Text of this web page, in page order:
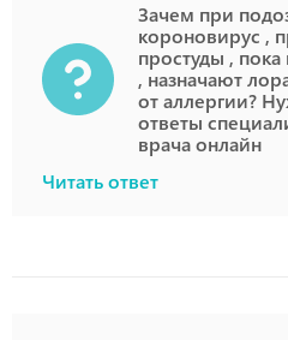
Зачем при
короновирус ,
простуды , пока
, назначают
от аллергии?
ответы
врача онлайн
Читать ответ